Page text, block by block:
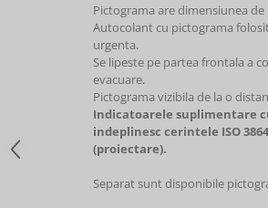
Pictograma are dimensiunea de
Autocolant cu pictograma
urgenta.
Se lipeste pe partea frontala a
evacuare.
Pictograma vizibila de la o
Indicatoarele suplimentare
indeplinesc cerintele ISO
(proiectare).
Separat sunt disponibile